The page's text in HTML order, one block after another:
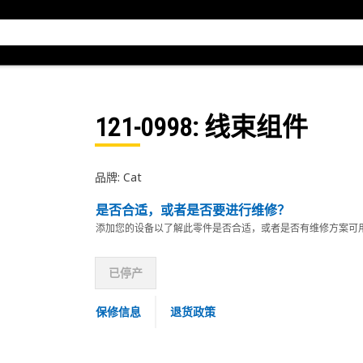
121-0998: 线束组件
品牌: Cat
是否合适，或者是否要进行维修？
添加您的设备以了解此零件是否合适，或者是否有维修方案可
已停产
保修信息 退货政策